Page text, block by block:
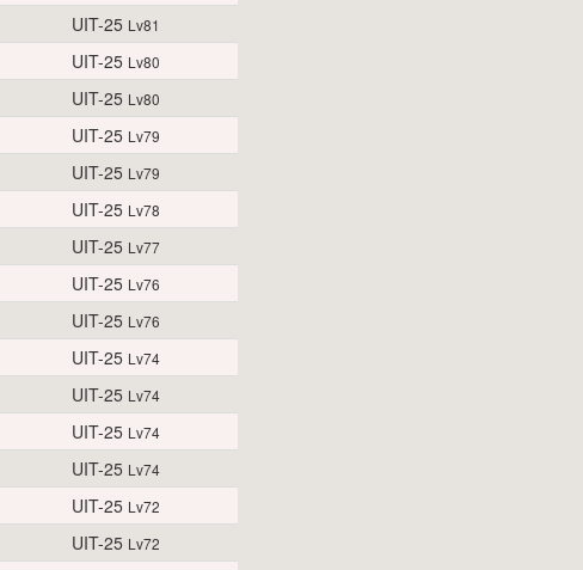
UIT-25 Lv81
UIT-25 Lv80
UIT-25 Lv80
UIT-25 Lv79
UIT-25 Lv79
UIT-25 Lv78
UIT-25 Lv77
UIT-25 Lv76
UIT-25 Lv76
UIT-25 Lv74
UIT-25 Lv74
UIT-25 Lv74
UIT-25 Lv74
UIT-25 Lv72
UIT-25 Lv72